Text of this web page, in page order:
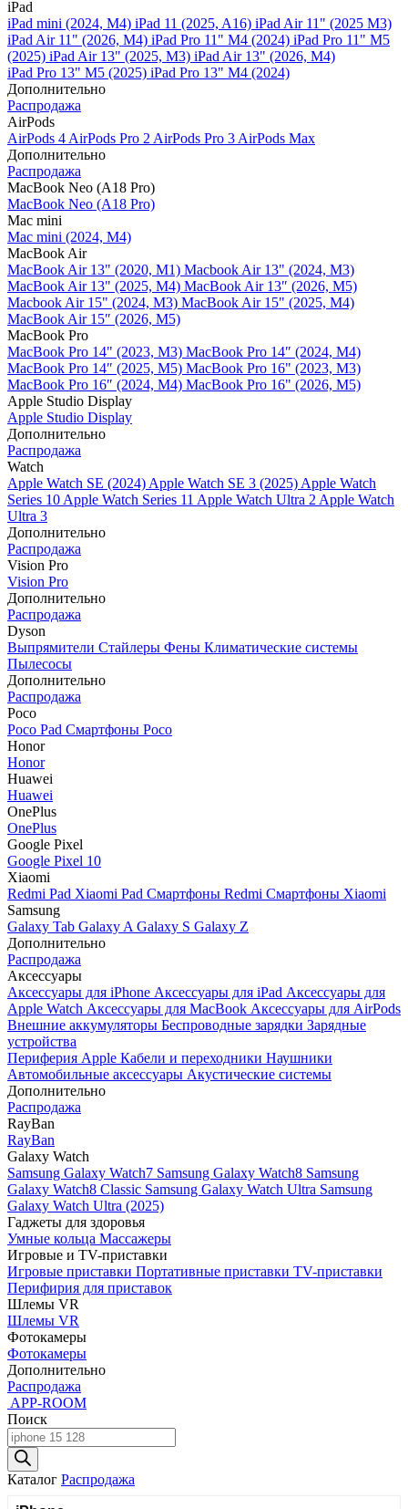
iPad
iPad mini (2024, M4) iPad 11 (2025, A16) iPad Air 11" (2025 M3)
iPad Air 11" (2026, M4) iPad Pro 11" M4 (2024) iPad Pro 11" M5
(2025) iPad Air 13" (2025, M3) iPad Air 13" (2026, M4)
iPad Pro 13" M5 (2025) iPad Pro 13" M4 (2024)
Дополнительно
Распродажа
AirPods
AirPods 4 AirPods Pro 2 AirPods Pro 3 AirPods Max
Дополнительно
Распродажа
MacBook Neo (A18 Pro)
MacBook Neo (A18 Pro)
Mac mini
Mac mini (2024, M4)
MacBook Air
MacBook Air 13" (2020, M1) Macbook Air 13" (2024, M3)
MacBook Air 13" (2025, M4) MacBook Air 13″ (2026, M5)
Macbook Air 15" (2024, M3) MacBook Air 15" (2025, M4)
MacBook Air 15″ (2026, M5)
MacBook Pro
MacBook Pro 14" (2023, M3) MacBook Pro 14″ (2024, M4)
MacBook Pro 14″ (2025, M5) MacBook Pro 16" (2023, M3)
MacBook Pro 16″ (2024, M4) MacBook Pro 16" (2026, M5)
Apple Studio Display
Apple Studio Display
Дополнительно
Распродажа
Watch
Apple Watch SE (2024) Apple Watch SE 3 (2025) Apple Watch
Series 10 Apple Watch Series 11 Apple Watch Ultra 2 Apple Watch
Ultra 3
Дополнительно
Распродажа
Vision Pro
Vision Pro
Дополнительно
Распродажа
Dyson
Выпрямители Стайлеры Фены Климатические системы
Пылесосы
Дополнительно
Распродажа
Poco
Poco Pad Смартфоны Poco
Honor
Honor
Huawei
Huawei
OnePlus
OnePlus
Google Pixel
Google Pixel 10
Xiaomi
Redmi Pad Xiaomi Pad Смартфоны Redmi Смартфоны Xiaomi
Samsung
Galaxy Tab Galaxy A Galaxy S Galaxy Z
Дополнительно
Распродажа
Аксессуары
Аксессуары для iPhone Аксессуары для iPad Аксессуары для
Apple Watch Аксессуары для MacBook Аксессуары для AirPods
Внешние аккумуляторы Беспроводные зарядки Зарядные
устройства
Периферия Apple Кабели и переходники Наушники
Автомобильные аксессуары Акустические системы
Дополнительно
Распродажа
RayBan
RayBan
Galaxy Watch
Samsung Galaxy Watch7 Samsung Galaxy Watch8 Samsung
Galaxy Watch8 Classic Samsung Galaxy Watch Ultra Samsung
Galaxy Watch Ultra (2025)
Гаджеты для здоровья
Умные кольца Массажеры
Игровые и TV-приставки
Игровые приставки Портативные приставки TV-приставки
Перифирия для приставок
Шлемы VR
Шлемы VR
Фотокамеры
Фотокамеры
Дополнительно
Распродажа
APP-ROOM
Поиск
Поиск
товаров
Каталог Распродажа